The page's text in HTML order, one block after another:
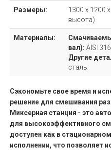
Размеры:
1300 x 1200
высота)
Материалы:
вал): AISI
Другие
сталь.
Сэкономьте свое время и
решение для смешивания
Миксерная станция - это
для высокоэффективного
доступен как в
исполнении, что позволяет